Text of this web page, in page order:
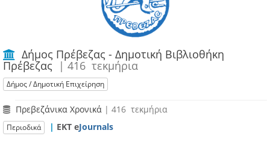
Δήμος Πρέβεζας - Δημοτική Βιβλιοθήκη
Πρέβεζας | 416 τεκμήρια
Δήμος / Δημοτική Επιχείρηση
Πρεβεζάνικα Χρονικά | 416 τεκμήρια
Περιοδικά | ΕΚΤ eJournals